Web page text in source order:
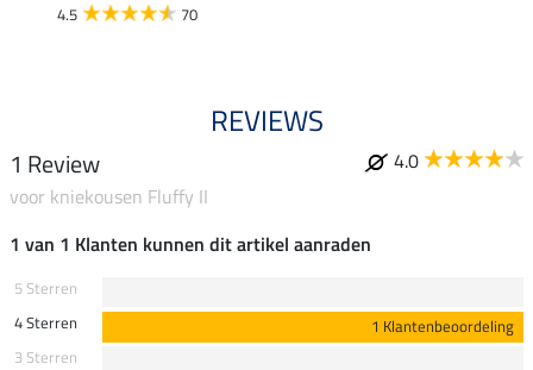
4.5 70
REVIEWS
1 Review
4.0
voor kniekousen Fluffy II
1 van 1 Klanten kunnen dit artikel aanraden
5 Sterren
4 Sterren
1 Klantenbeoordeling
3 Sterren